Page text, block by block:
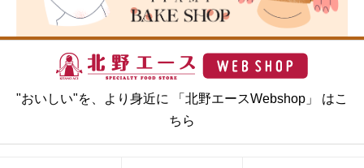
"おいしい"を、より身近に 「北野エースWebshop」 はこ
ちら